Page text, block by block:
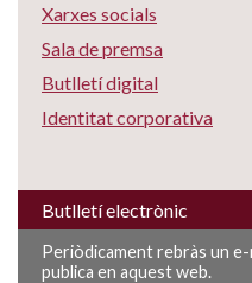
Xarxes socials
Sala de premsa
Butlletí digital
Identitat corporativa
Butlletí electrònic
Periòdicament rebràs un e-
publica en aquest web.